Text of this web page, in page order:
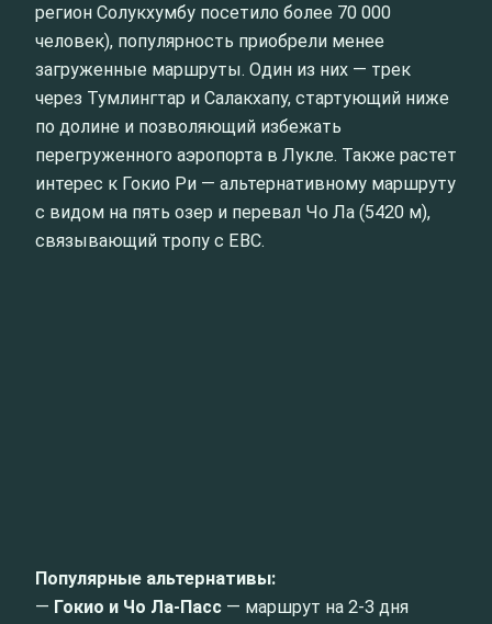
регион Солукхумбу посетило более 70 000
человек), популярность приобрели менее
загруженные маршруты. Один из них — трек
через Тумлингтар и Салакхапу, стартующий ниже
по долине и позволяющий избежать
перегруженного аэропорта в Лукле. Также растет
интерес к Гокио Ри — альтернативному маршруту
с видом на пять озер и перевал Чо Ла (5420 м),
связывающий тропу с EBC.
Популярные альтернативы:
— Гокио и Чо Ла-Пасс — маршрут на 2-3 дня